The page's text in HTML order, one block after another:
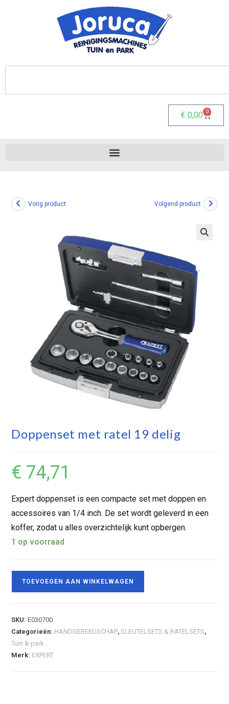
€ 0,00 0
Vorig product Volgend product
Doppenset met ratel 19 delig
€ 74,71
Expert doppenset is een compacte set met doppen en
accessoires van 1/4 inch. De set wordt geleverd in een
koffer, zodat u alles overzichtelijk kunt opbergen.
1 op voorraad
TOEVOEGEN AAN WINKELWAGEN
SKU:E030700
Categorieën: HANDGEREEDSCHAP,SLEUTELSETS & RATELSETS,
Tuin & park
Merk: EXPERT